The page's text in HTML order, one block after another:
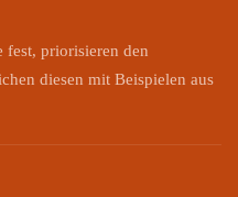
fest, priorisieren den
diesen mit Beispielen aus